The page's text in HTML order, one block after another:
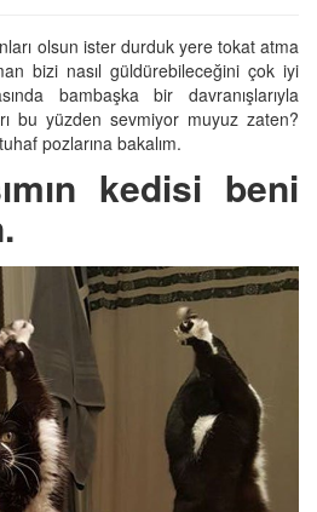
olsun ister durduk yere tokat atma
bizi nasıl güldürebileceğini çok iyi
bambaşka bir davranışlarıyla
bu yüzden sevmiyor muyuz zaten?
pozlarına bakalım.
kedisi beni